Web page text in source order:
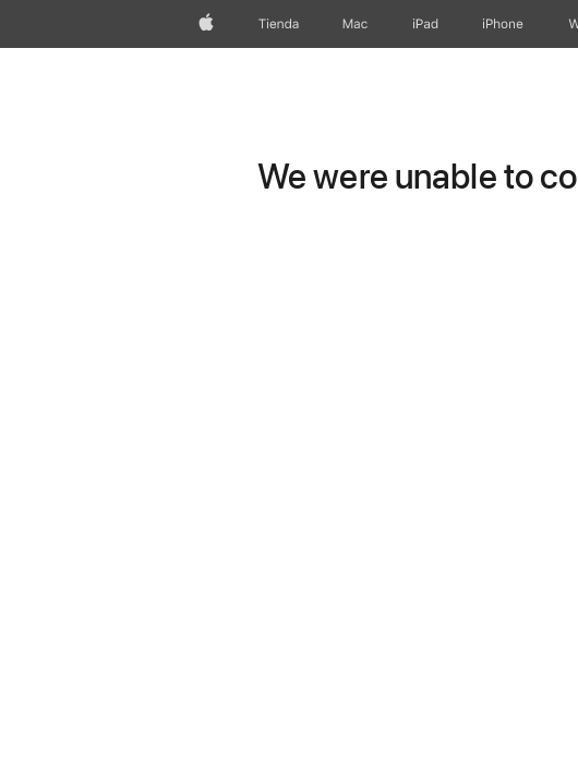
AppleTienda Mac iPad iPhone
We were unable to